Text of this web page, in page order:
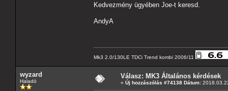
Kedvezmény ügyében Joe-t keresd.
AndyA
Mk3 2.0/130LE TDCi Trend kombi 2006/11
wyzard
Haladó
Válasz: MK3 Általános kérdések
« Új hozzászólás #74138 Dátum: